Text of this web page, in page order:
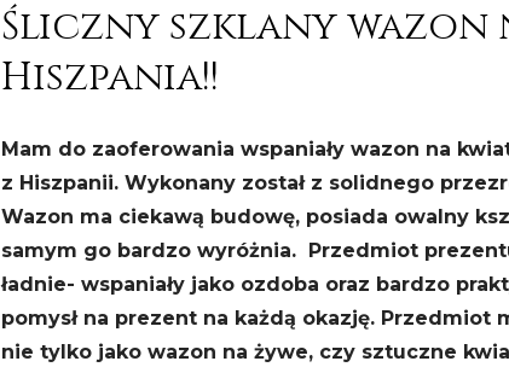
Śliczny szklany wazon
Hiszpania!!
Mam do zaoferowania wspaniały wazon na
z Hiszpanii. Wykonany został z solidnego
Wazon ma ciekawą budowę, posiada owalny
samym go bardzo wyróżnia. Przedmiot
ładnie- wspaniały jako ozdoba oraz bardzo
pomysł na prezent na każdą okazję. Przedmiot
nie tylko jako wazon na żywe, czy sztuczne